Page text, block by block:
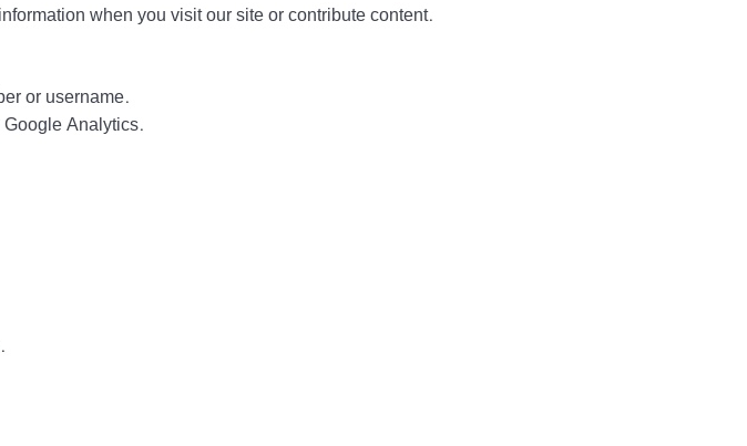
when you visit our site or contribute content.
or username.
Analytics.